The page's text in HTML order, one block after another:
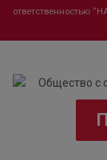
ответственностью